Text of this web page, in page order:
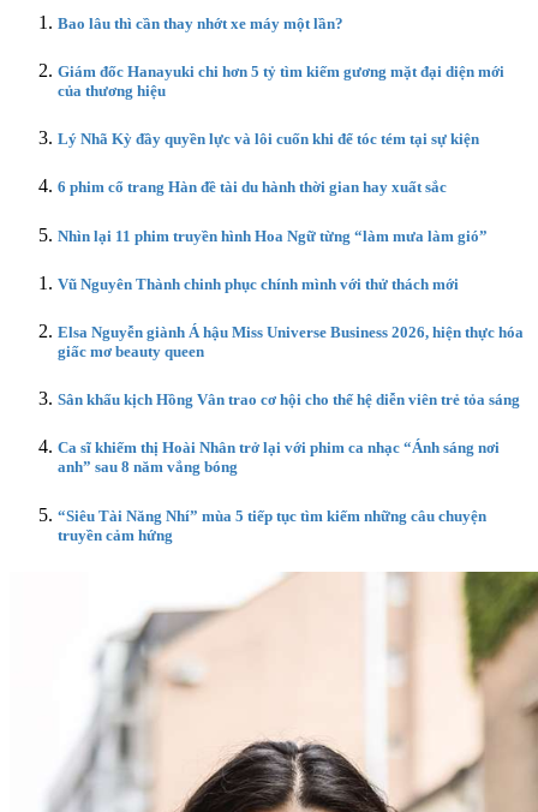
Bao lâu thì cần thay nhớt xe máy một lần?
Giám đốc Hanayuki chi hơn 5 tỷ tìm kiếm gương mặt đại diện mới
của thương hiệu
Lý Nhã Kỳ đầy quyền lực và lôi cuốn khi để tóc tém tại sự kiện
6 phim cổ trang Hàn đề tài du hành thời gian hay xuất sắc
Nhìn lại 11 phim truyền hình Hoa Ngữ từng “làm mưa làm gió”
Vũ Nguyên Thành chinh phục chính mình với thử thách mới
Elsa Nguyễn giành Á hậu Miss Universe Business 2026, hiện thực hóa
giấc mơ beauty queen
Sân khấu kịch Hồng Vân trao cơ hội cho thế hệ diễn viên trẻ tỏa sáng
Ca sĩ khiếm thị Hoài Nhân trở lại với phim ca nhạc “Ánh sáng nơi
anh” sau 8 năm vắng bóng
“Siêu Tài Năng Nhí” mùa 5 tiếp tục tìm kiếm những câu chuyện
truyền cảm hứng